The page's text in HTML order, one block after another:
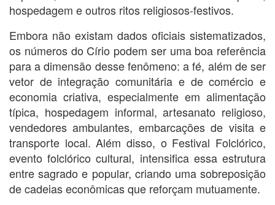
hospedagem e outros ritos religiosos-festivos.
Embora não existam dados oficiais sistematizados,
os números do Círio podem ser uma boa referência
para a dimensão desse fenômeno: a fé, além de ser
vetor de integração comunitária e de comércio e
economia criativa, especialmente em alimentação
típica, hospedagem informal, artesanato religioso,
vendedores ambulantes, embarcações de visita e
transporte local. Além disso, o Festival Folclórico,
evento folclórico cultural, intensifica essa estrutura
entre sagrado e popular, criando uma sobreposição
de cadeias econômicas que reforçam mutuamente.